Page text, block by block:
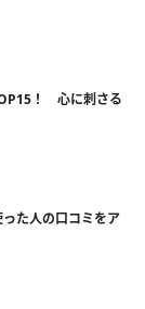
！ 心に刺さる
た人の口コミをア